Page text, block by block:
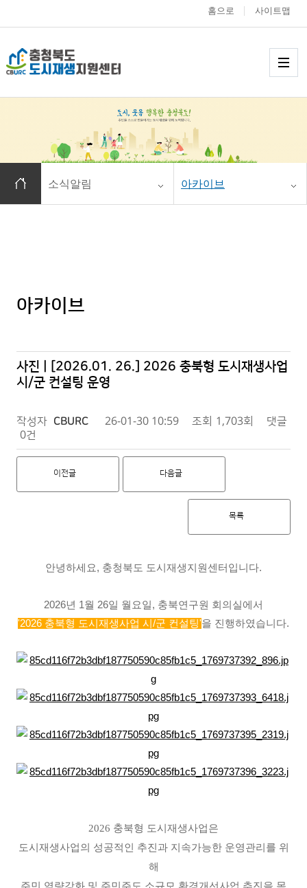
충청북도 도시재
홈으로 사이트맵
홈으로 이동
소식알림 아카이브
아카이브
사진 | [2026.01. 26.] 2026 충북형 도시재생사업
시/군 컨설팅 운영
작성자 CBURC 26-01-30 10:59 조회 1,703회
댓글
0건
이전글 다음글
목록
안녕하세요, 충청북도 도시재생지원센터입니다.
2026년 1월 26일 월요일, 충북연구원 회의실에서
'2026 충북형 도시재생사업 시/군 컨설팅'을 진행하였습니다.
2026 충북형 도시재생사업은
도시재생사업의 성공적인 추진과 지속가능한 운영관리를 위
해